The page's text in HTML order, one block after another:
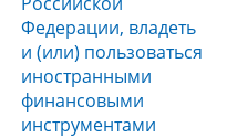
Федерации, владеть
и (или) пользоваться
иностранными
финансовыми
инструментами